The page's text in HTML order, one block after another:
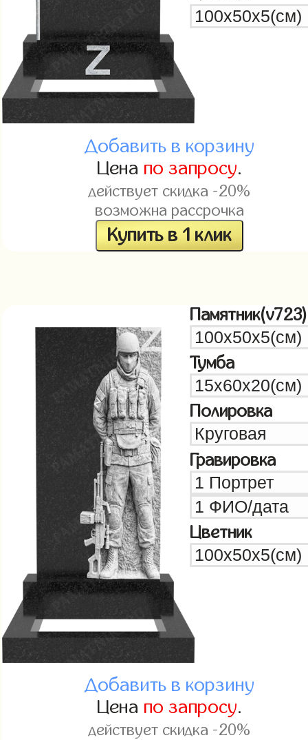
Добавить в корзину
Цена по запросу.
действует скидка -20%
возможна рассрочка
Купить в 1 клик
Памятник(v723)
Тумба
Полировка
Гравировка
Цветник
Добавить в корзину
Цена по запросу.
действует скидка -20%